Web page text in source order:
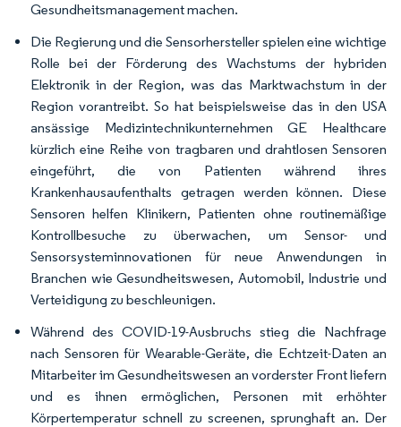
Gesundheitsmanagement machen.
Die Regierung und die Sensorhersteller spielen eine wichtige
Rolle bei der Förderung des Wachstums der hybriden
Elektronik in der Region, was das Marktwachstum in der
Region vorantreibt. So hat beispielsweise das in den USA
ansässige Medizintechnikunternehmen GE Healthcare
kürzlich eine Reihe von tragbaren und drahtlosen Sensoren
eingeführt, die von Patienten während ihres
Krankenhausaufenthalts getragen werden können. Diese
Sensoren helfen Klinikern, Patienten ohne routinemäßige
Kontrollbesuche zu überwachen, um Sensor- und
Sensorsysteminnovationen für neue Anwendungen in
Branchen wie Gesundheitswesen, Automobil, Industrie und
Verteidigung zu beschleunigen.
Während des COVID-19-Ausbruchs stieg die Nachfrage
nach Sensoren für Wearable-Geräte, die Echtzeit-Daten an
Mitarbeiter im Gesundheitswesen an vorderster Front liefern
und es ihnen ermöglichen, Personen mit erhöhter
Körpertemperatur schnell zu screenen, sprunghaft an. Der